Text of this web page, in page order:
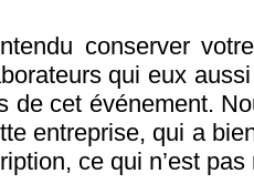
conserver
qui eux
de cet événement.
entreprise, qui a
ce qui n’est pas